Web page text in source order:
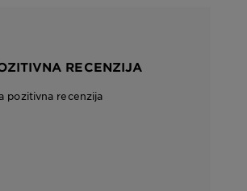
RECENZIJA
pozitivna recenzija